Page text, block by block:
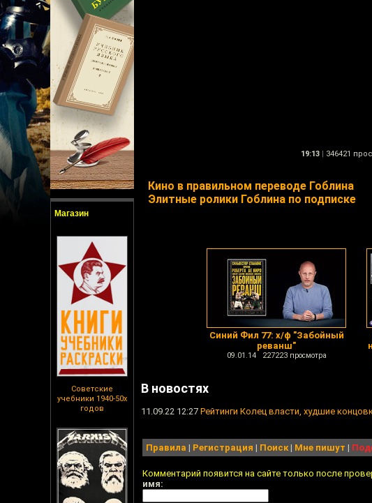
Магазин
Советские
учебники 1940-50х
годов
19:13 | 346421
Кино в правильном переводе Гоблина
Элитные ролики Гоблина по подписке
Синий Фил 77: х/ф "Забойный
реванш"
09.01.14 227223 просмотра
В новостях
11.09.22 12:27 Рейтинги Колец власти, худшие
Правила | Регистрация | Поиск| Мне пишут |
Комментарий появится на сайте только после
имя: